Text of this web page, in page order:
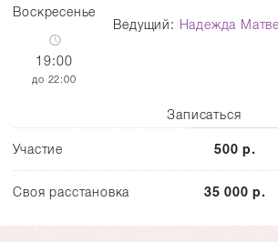
Воскресенье
19:00
22:00
Ведущий: Надежда
Записаться
Участие 500 р.
Своя расстановка 35 000 р.